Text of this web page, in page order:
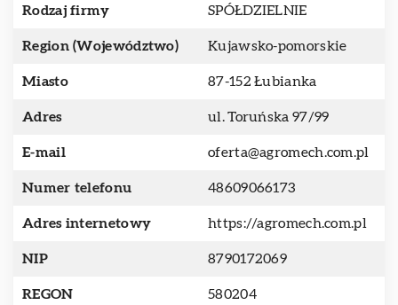
Rodzaj firmy SPÓŁDZIELNIE
Region (Województwo) Kujawsko-pomorskie
Miasto 87-152 Łubianka
Adres ul. Toruńska 97/99
E-mail oferta@agromech.com.pl
Numer telefonu 48609066173
Adres internetowy https://agromech.com.pl
NIP 8790172069
REGON 580204